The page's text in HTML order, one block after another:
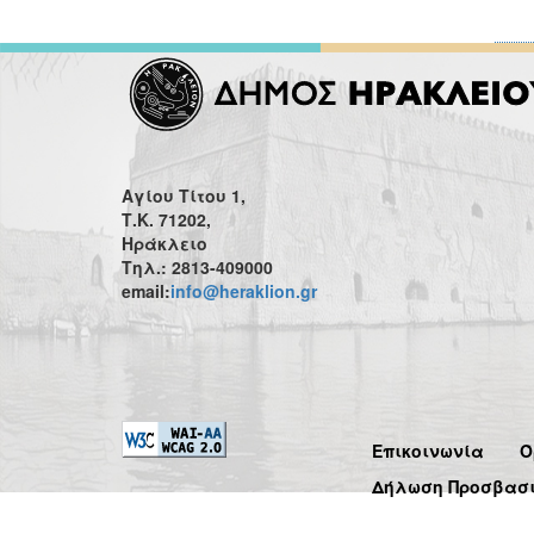
Αγίου Τίτου 1,
Τ.Κ. 71202,
Ηράκλειο
Τηλ.: 2813-409000
email:info@heraklion.gr
Επικοινωνία
Δήλωση